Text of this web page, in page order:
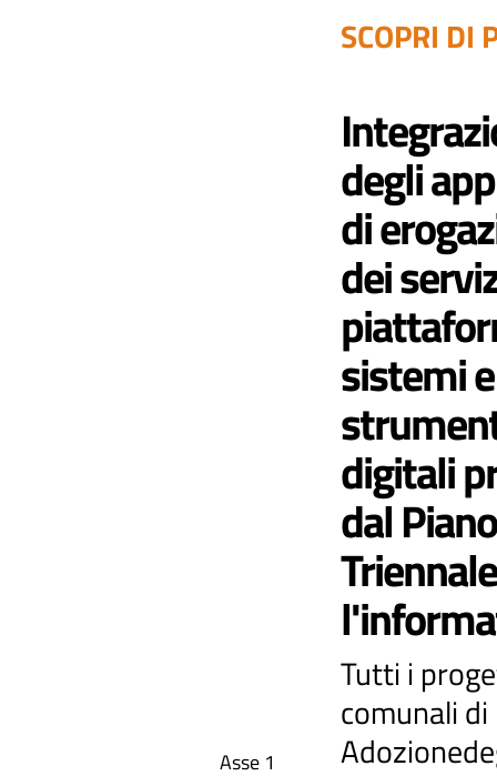
SCOPRI DI
Asse 1
degli
di
dei
sistemi
digitali
dal Piano
Tutti i
comunali di